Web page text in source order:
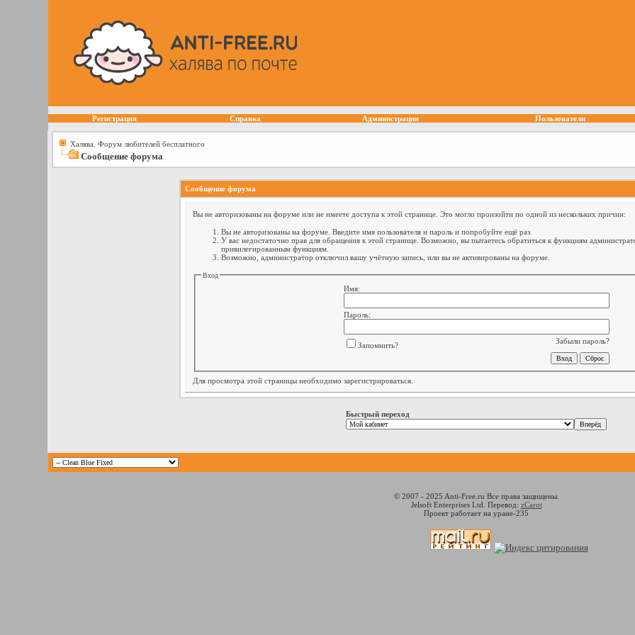
Регистрация Справка Администрация Пользователи
Халява. Форум любителей бесплатного
Сообщение форума
Сообщение форума
Вы не авторизованы на форуме или не имеете доступа к этой странице. Это могло произойти по одной из нескольких причин:
Вы не авторизованы на форуме. Введите имя пользователя и пароль и попробуйте ещё раз.
У вас недостаточно прав для обращения к этой странице. Возможно, вы пытаетесь обратиться к функциям
привилегированным функциям.
Возможно, администратор отключил вашу учётную запись, или вы не активированы на форуме.
Вход
Имя:
Пароль:
Забыли пароль?
Запомнить?
Для просмотра этой страницы необходимо зарегистрироваться.
Быстрый переход
© 2007 - 2025 Anti-Free.ru Все права защищены.
Jelsoft Enterprises Ltd. Перевод: zCarot
Проект работает на уране-235